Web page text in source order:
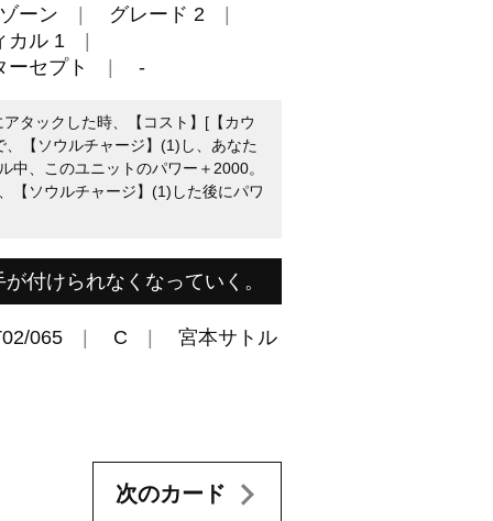
ーン
グレード 2
カル 1
ーセプト -
タックした時、【コスト】[【カウ
【ソウルチャージ】(1)し、あなた
中、このユニットのパワー＋2000。
【ソウルチャージ】(1)した後にパワ
付けられなくなっていく。
065 C 宮本サトル
次のカード